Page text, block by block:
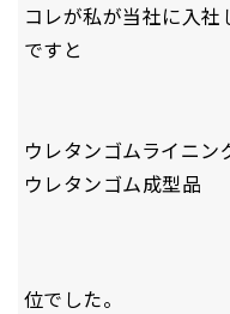
コレが私が当社に入
ですと
ウレタンゴムライニ
ウレタンゴム成
位でした。